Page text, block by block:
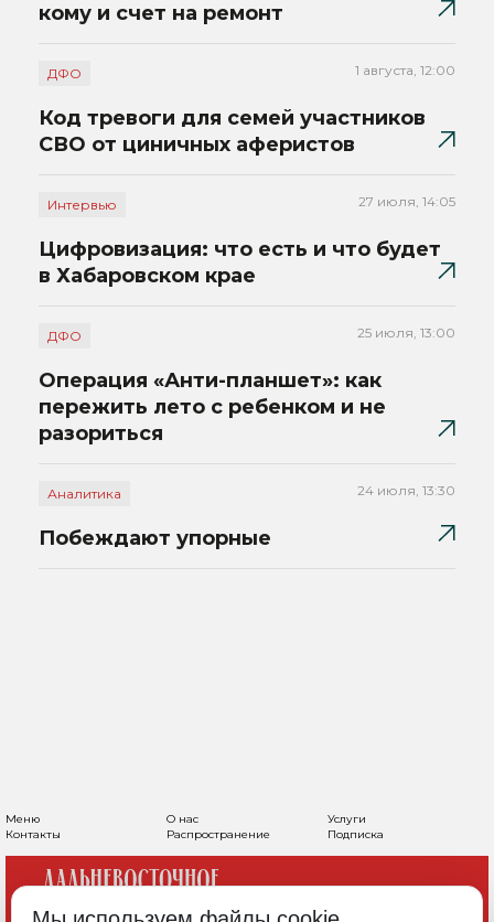
кому и счет на ремонт
ДФО 1 августа, 12:00
Код тревоги для семей участников
СВО от циничных аферистов
Интервью 27 июля, 14:05
Цифровизация: что есть и что будет
в Хабаровском крае
ДФО 25 июля, 13:00
Операция «Анти-планшет»: как
пережить лето с ребенком и не
разориться
Аналитика 24 июля, 13:30
Побеждают упорные
Меню О нас
Услуги
Контакты
Распространение Подписка